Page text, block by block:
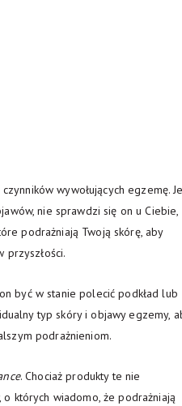
wywołujących egzemę.
nie sprawdzi się on u Ciebie,
podrażniają Twoją skórę, aby
przyszłości.
być w stanie polecić podkład lub
typ skóry i objawy egzemy,
podrażnieniom.
. Chociaż produkty te nie
których wiadomo, że podrażniają